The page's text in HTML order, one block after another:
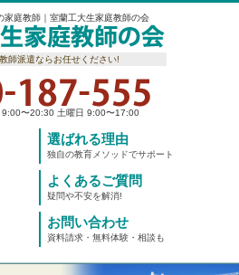
家庭教師｜室蘭工大生家庭教師の会
師派遣ならお任せください!
9:00〜20:30 土曜日 9:00〜17:00
選ばれる理由
独自の教育メソッドでサポート
よくあるご質問
疑問や不安を解消!
お問い合わせ
資料請求・無料体験・相談も